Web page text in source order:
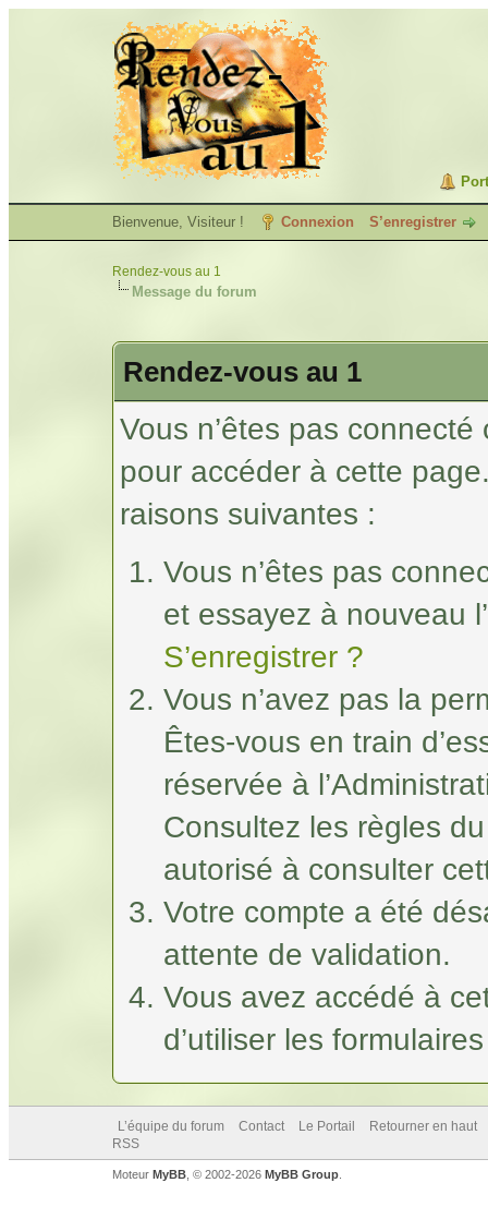
Bienvenue, Visiteur ! Connexion S’enregistrer
Rendez-vous au 1
Message du forum
Rendez-vous au 1
Vous n’êtes pas
pour accéder à cette
raisons suivantes :
Vous n’êtes pas
et essayez à nouveau
S’enregistrer ?
Vous n’avez pas la
Êtes-vous en train
réservée à
Consultez les règles
autorisé à consulter
Votre compte a été
attente de validation.
Vous avez accédé à
d’utiliser les
L’équipe du forum Contact Le Portail
Retourner en haut
RSS
Moteur MyBB , © 2002-2026 MyBB Group